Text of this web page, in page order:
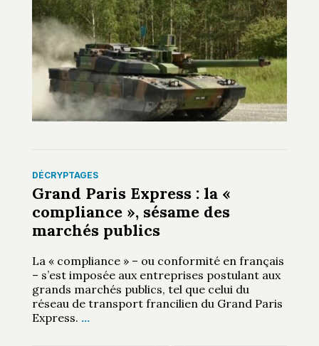
DÉCRYPTAGES
Grand Paris Express : la «
compliance », sésame des
marchés publics
La « compliance » – ou conformité en français
– s’est imposée aux entreprises postulant aux
grands marchés publics, tel que celui du
réseau de transport francilien du Grand Paris
Express. …